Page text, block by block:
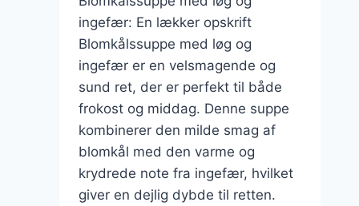
ingefær: En lækker opskrift
Blomkålssuppe med løg og
ingefær er en velsmagende og
sund ret, der er perfekt til både
frokost og middag. Denne suppe
kombinerer den milde smag af
blomkål med den varme og
krydrede note fra ingefær, hvilket
giver en dejlig dybde til retten.